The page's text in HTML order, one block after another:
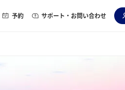
予約 サポート・お問い合わせ